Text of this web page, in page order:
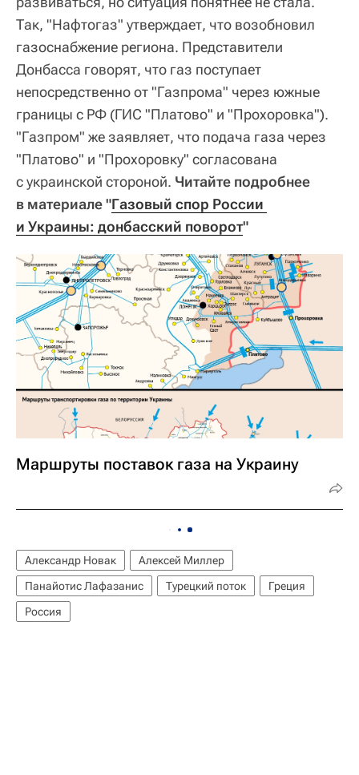
Так, "Нафтогаз" утверждает, что возобновил
газоснабжение региона. Представители
Донбасса говорят, что газ поступает
непосредственно от "Газпрома" через южные
границы с РФ (ГИС "Платово" и "Прохоровка").
"Газпром" же заявляет, что подача газа через
"Платово" и "Прохоровку" согласована
с украинской стороной. Читайте подробнее
в материале "Газовый спор России
и Украины: донбасский поворот"
Маршруты поставок газа на Украину
Александр Новак
Алексей Миллер
Панайотис Лафазанис
Турецкий поток
Греция
Россия